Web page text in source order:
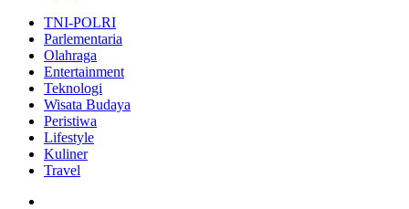
TNI-POLRI
Parlementaria
Olahraga
Entertainment
Teknologi
Wisata Budaya
Peristiwa
Lifestyle
Kuliner
Travel